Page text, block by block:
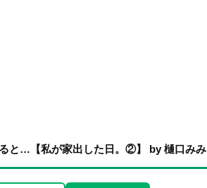
と…【私が家出した日。②】 by 樋口みみ